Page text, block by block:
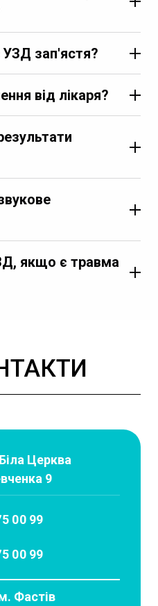
УЗД зап'ястя?
від лікаря?
якщо є травма
Церква
9
00 99
00 99
Фастів